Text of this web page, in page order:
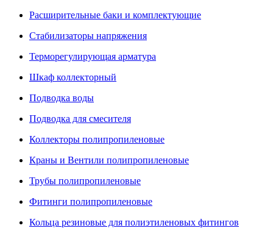
Расширительные баки и комплектующие
Стабилизаторы напряжения
Терморегулирующая арматура
Шкаф коллекторный
Подводка воды
Подводка для смесителя
Коллекторы полипропиленовые
Краны и Вентили полипропиленовые
Трубы полипропиленовые
Фитинги полипропиленовые
Кольца резиновые для полиэтиленовых фитингов